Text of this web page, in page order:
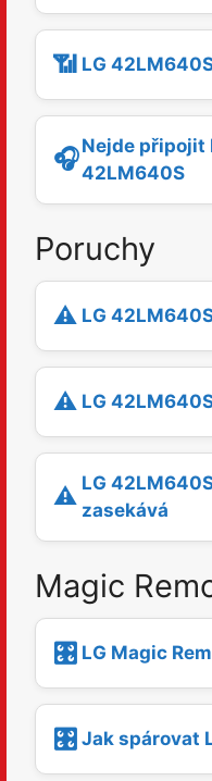
📶 LG
🎧Nejde připojit
42LM640S
Poruchy
⚠️ LG
⚠️ LG
⚠️ LG
zasekává
Magic
🎛️ LG Magic
🎛️ Jak spárovat